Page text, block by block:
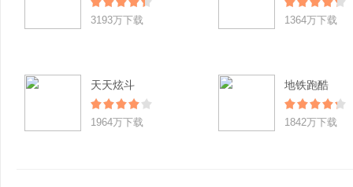
3193万下载 1364万下载
天天炫斗
1964万下载
地铁跑酷
1842万下载